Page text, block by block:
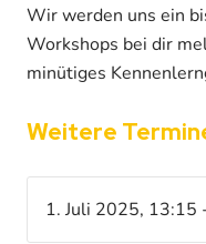
Wir werden uns ein
Workshops bei dir
minütiges
Weitere
1. Juli 2025, 13:15